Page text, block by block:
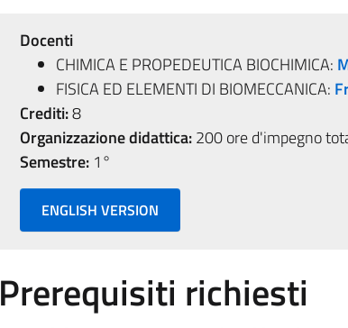
Docenti
CHIMICA E PROPEDEUTICA BIOCHIMICA:
FISICA ED ELEMENTI DI BIOMECCANICA:
Crediti:8
Organizzazione didattica:200 ore d'impegno
Semestre:1°
ENGLISH VERSION
Prerequisiti richiesti